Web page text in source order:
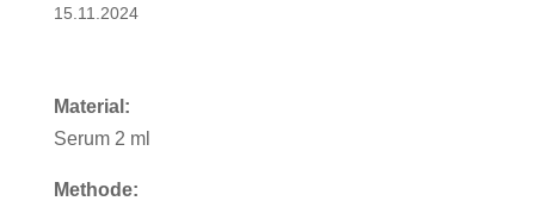
15.11.2024
Material:
Serum 2 ml
Methode: